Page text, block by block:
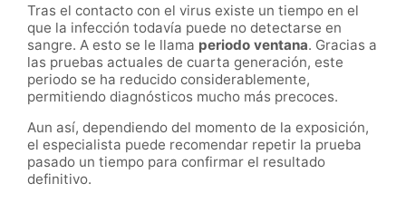
Tras el contacto con el virus existe un tiempo en el
que la infección todavía puede no detectarse en
sangre. A esto se le llama periodo ventana. Gracias a
las pruebas actuales de cuarta generación, este
periodo se ha reducido considerablemente,
permitiendo diagnósticos mucho más precoces.
Aun así, dependiendo del momento de la exposición,
el especialista puede recomendar repetir la prueba
pasado un tiempo para confirmar el resultado
definitivo.